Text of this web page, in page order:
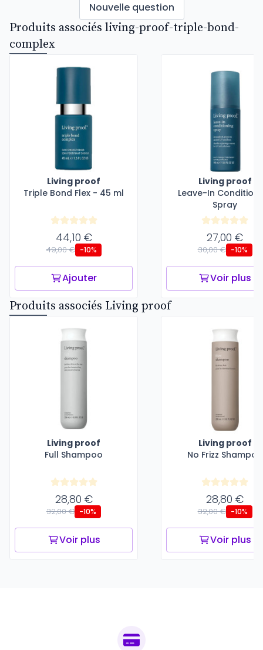
Nouvelle question
Produits associés living-proof-triple-bond-
complex
Living proof
Triple Bond Flex - 45 ml
44,10 €
49,00 € -10%
Ajouter
Living proof
Leave-In
Spray
27,00 €
30,00 € -10%
Voir plus
Produits associés Living proof
Living proof
Full Shampoo
28,80 €
32,00 € -10%
Voir plus
Living proof
No Frizz Shampoo
28,80 €
32,00 € -10%
Voir plus